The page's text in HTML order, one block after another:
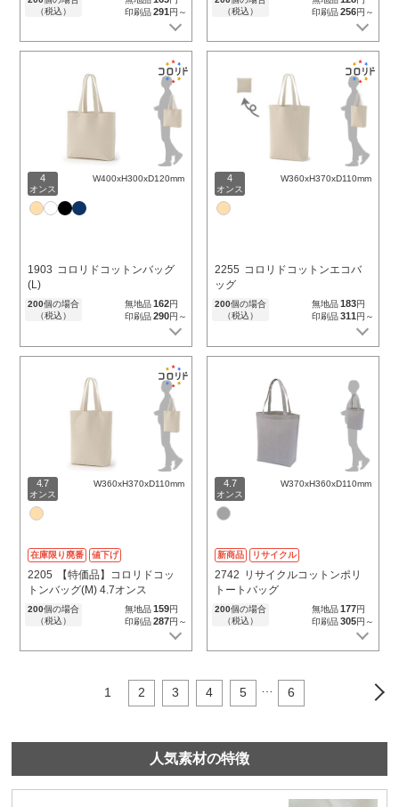
（税込）
印刷品291円～
（税込）
印刷品256円～
4
オンス
W400xH300xD120mm
1903 コロリドコットンバッグ
(L)
200個の場合
（税込）
無地品162円
印刷品290円～
4
オンス
W360xH370xD110mm
2255 コロリドコットンエコバ
ッグ
200個の場合
（税込）
無地品183円
印刷品311円～
4.7
オンス
W360xH370xD110mm
在庫限り廃番 値下げ
2205
【特価品】コロリドコッ
トンバッグ(M) 4.7オンス
200個の場合
（税込）
無地品159円
印刷品287円～
4.7
オンス
W370xH360xD110mm
新商品 リサイクル
2742 リサイクルコットンポリ
トートバッグ
200個の場合
（税込）
無地品177円
印刷品305円～
1 2 3 4 5 6 >
人気素材の特徴